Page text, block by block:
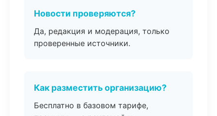
Новости проверяются?
Да, редакция и модерация, только
проверенные источники.
Как разместить организацию?
Бесплатно в базовом тарифе,